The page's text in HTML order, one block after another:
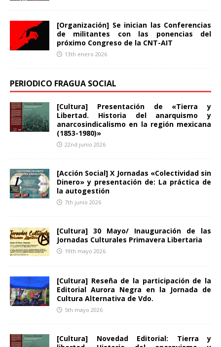
[Organización] Se inician las Conferencias
de militantes con las ponencias del
próximo Congreso de la CNT-AIT
13th enero 2026
PERIODICO FRAGUA SOCIAL
[Cultura] Presentación de «Tierra y
Libertad. Historia del anarquismo y
anarcosindicalismo en la región mexicana
(1853-1980)»
22nd junio 2026
[Acción Social] X Jornadas «Colectividad sin
Dinero» y presentación de: La práctica de
la autogestión
7th junio 2026
[Cultura] 30 Mayo/ Inauguración de las
Jornadas Culturales Primavera Libertaria
19th mayo 2026
[Cultura] Reseña de la participación de la
Editorial Aurora Negra en la Jornada de
Cultura Alternativa de Vdo.
5th mayo 2026
[Cultura] Novedad Editorial: Tierra y